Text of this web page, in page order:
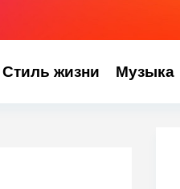
Стиль жизни Музыка